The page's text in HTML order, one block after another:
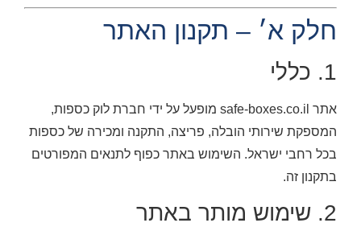
חלק א׳ – תקנון האתר
1. כללי
אתר safe-boxes.co.il מופעל על ידי חברת לוק כספות,
המספקת שירותי הובלה, פריצה, התקנה ומכירה של כספות
בכל רחבי ישראל. השימוש באתר כפוף לתנאים המפורטים
בתקנון זה.
2. שימוש מותר באתר